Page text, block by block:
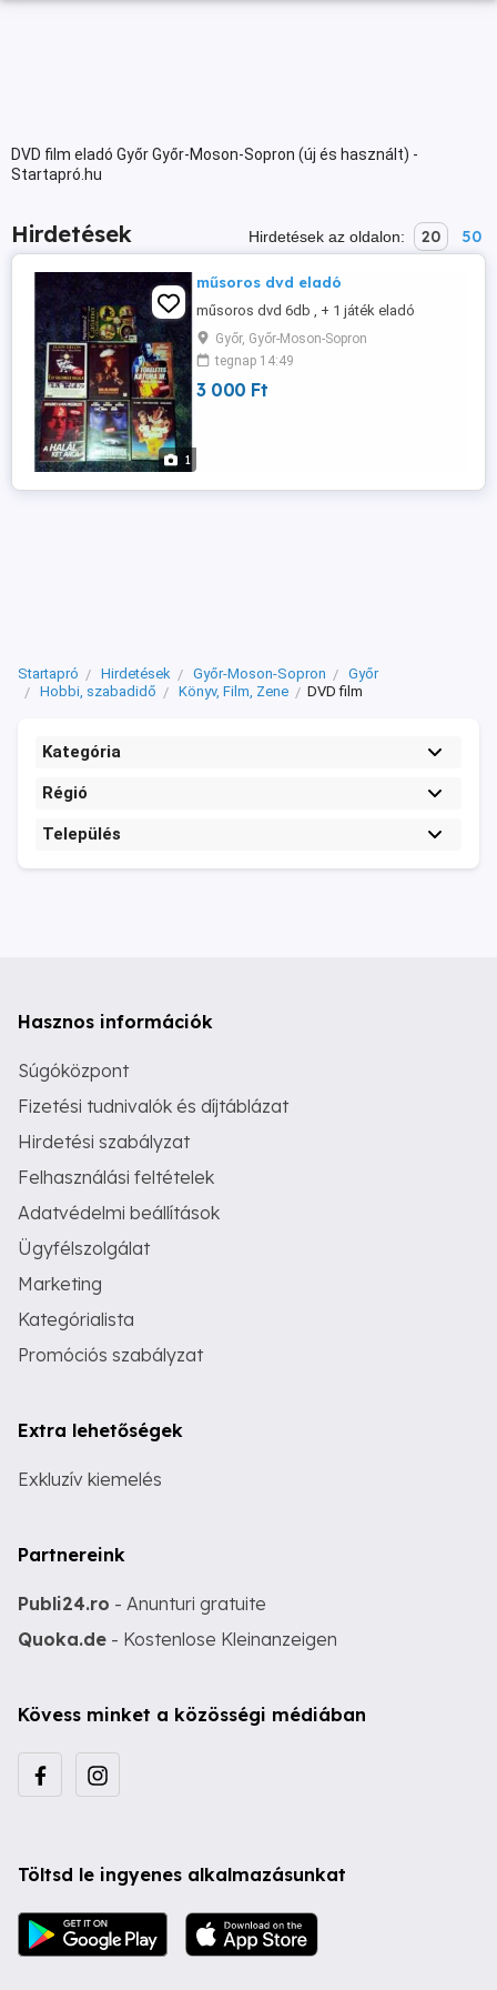
DVD film eladó Győr Győr-Moson-Sopron (új és használt) -
Startapró.hu
Hirdetések Hirdetések az oldalon: 20 50
1
műsoros dvd eladó
műsoros dvd 6db , + 1 játék eladó
Győr, Győr-Moson-Sopron
tegnap 14:49
3 000 Ft
Startapró Hirdetések Győr-Moson-Sopron
Győr
Hobbi, szabadidő
Könyv, Film, Zene DVD film
Kategória
Régió
Település
Hasznos információk
Súgóközpont
Fizetési tudnivalók és díjtáblázat
Hirdetési szabályzat
Felhasználási feltételek
Adatvédelmi beállítások
Ügyfélszolgálat
Marketing
Kategórialista
Promóciós szabályzat
Extra lehetőségek
Exkluzív kiemelés
Partnereink
Publi24.ro - Anunturi gratuite
Quoka.de - Kostenlose Kleinanzeigen
Kövess minket a közösségi médiában
Töltsd le ingyenes alkalmazásunkat